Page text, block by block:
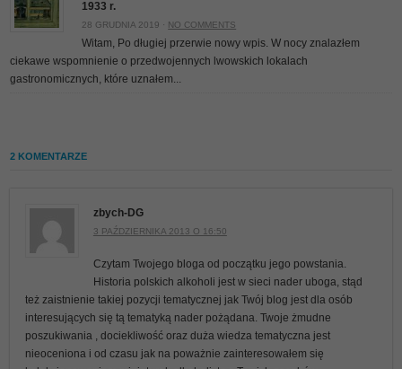
1933 r.
28 GRUDNIA 2019 · NO COMMENTS
Witam, Po długiej przerwie nowy wpis. W nocy znalazłem
ciekawe wspomnienie o przedwojennych lwowskich lokalach
gastronomicznych, które uznałem...
2 KOMENTARZE
zbych-DG
3 PAŹDZIERNIKA 2013 O 16:50
Czytam Twojego bloga od początku jego powstania.
Historia polskich alkoholi jest w sieci nader uboga, stąd
też zaistnienie takiej pozycji tematycznej jak Twój blog jest dla osób
interesujących się tą tematyką nader pożądana. Twoje żmudne
poszukiwania , dociekliwość oraz duża wiedza tematyczna jest
nieoceniona i od czasu jak na poważnie zainteresowałem się